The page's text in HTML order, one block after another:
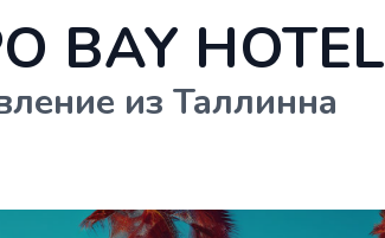
BAY HOTEL
из Таллинна